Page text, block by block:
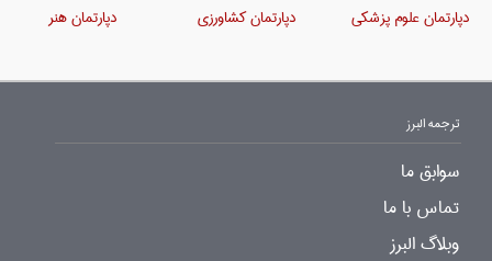
دپارتمان علوم پزشکی دپارتمان کشاورزی دپارتمان هنر
ترجمه البرز
سوابق ما
تماس با ما
وبلاگ البرز